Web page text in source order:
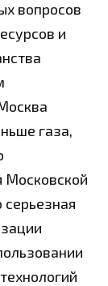
вопросов
и
газа,
Московской